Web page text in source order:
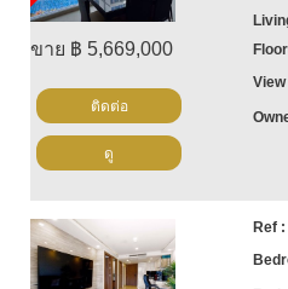
ขาย ฿ 5,669,000
ติดต่อ
ดู